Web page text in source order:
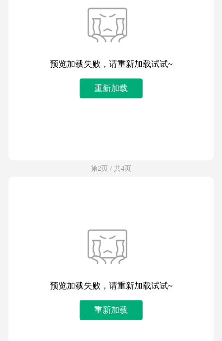
预览加载失败，请重新加载试试~
重新加载
第2页 / 共4页
预览加载失败，请重新加载试试~
重新加载